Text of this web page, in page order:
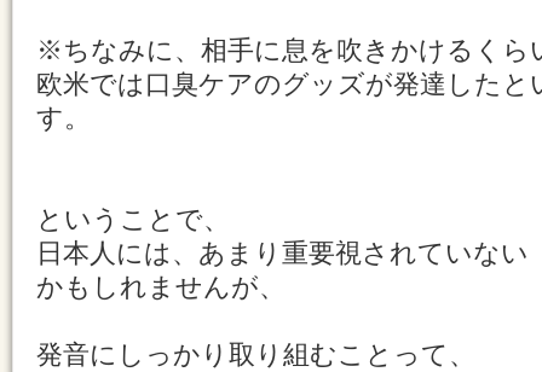
※ちなみに、相手に息を吹きかけるくら
欧米では口臭ケアのグッズが発達した
す。
ということで、
日本人には、あまり重要視されていない
かもしれませんが、
発音にしっかり取り組むことって、